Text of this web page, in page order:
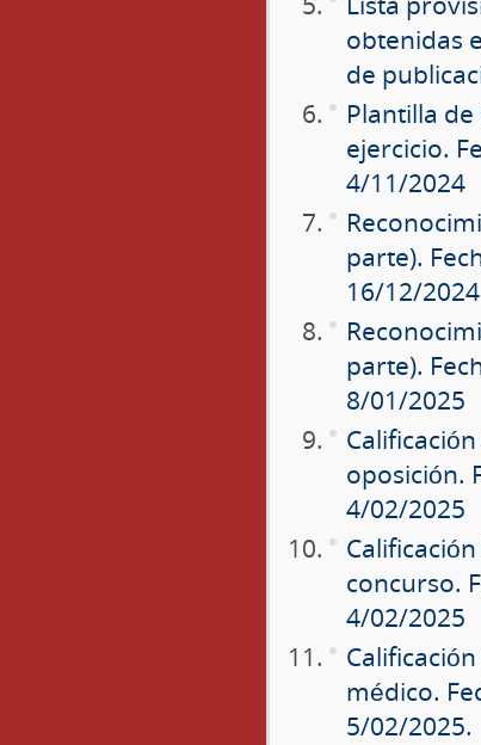
obtenidas
de
Plantilla
ejercicio.
4/11/2024
parte).
16/12/2024
parte).
8/01/2025
oposición.
4/02/2025
concurso.
4/02/2025
médico.
5/02/2025.